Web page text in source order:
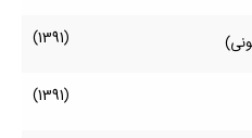
(1391)
(1391)